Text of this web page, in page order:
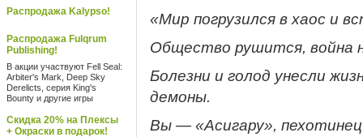
Распродажа Kalypso!
Распродажа Fulqrum
Publishing!
В акции участвуют Fell Seal:
Arbiter's Mark, Deep Sky
Derelicts, серия King's
Bounty и другие игры
Скидка 20% на Плексы
+ Окраски в подарок!
«Мир погрузился в хаос и
Общество рушится, война
Болезни и голод унесли
демоны.
Вы — «Асигару», пехотинец